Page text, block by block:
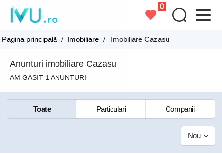
0
Pagina principală / Imobiliare / Imobiliare Cazasu
Anunturi imobiliare Cazasu
AM GASIT 1 ANUNTURI
Toate Particulari Companii
Nou